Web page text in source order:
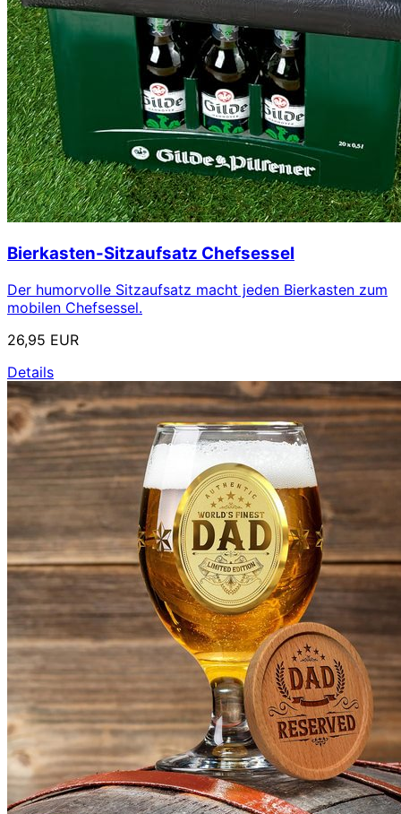
Bierkasten-Sitzaufsatz Chefsessel
Der humorvolle Sitzaufsatz macht jeden Bierkasten zum
mobilen Chefsessel.
26,95 EUR
Details